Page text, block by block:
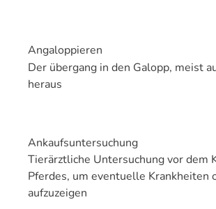
Angaloppieren
Der übergang in den Galopp, meist
heraus
Ankaufsuntersuchung
Tierärztliche Untersuchung vor dem
Pferdes, um eventuelle Krankheiten
aufzuzeigen